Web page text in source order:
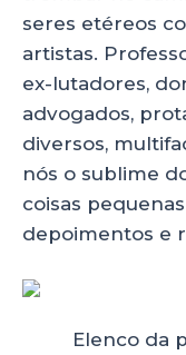
seres etéreos
artistas.
ex-lutadores,
advogados,
diversos,
nós o sublime
coisas
depoimentos e
Elenco da